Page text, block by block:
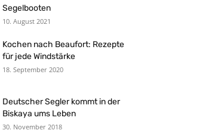
Segelbooten
10. August 2021
Kochen nach Beaufort: Rezepte
für jede Windstärke
18. September 2020
Deutscher Segler kommt in der
Biskaya ums Leben
30. November 2018